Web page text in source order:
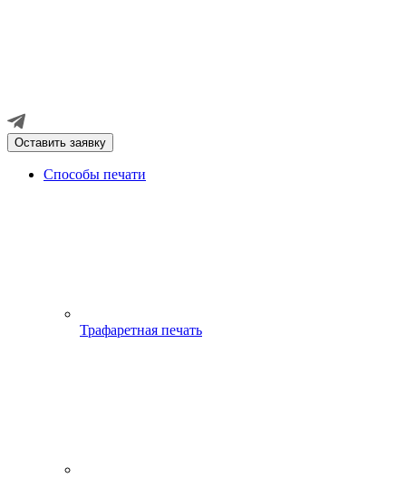
Оставить заявку
Способы печати
Трафаретная печать